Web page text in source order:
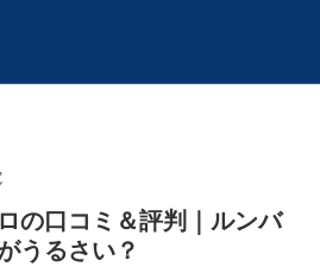
の口コミ＆評判｜ルンバ
うるさい？